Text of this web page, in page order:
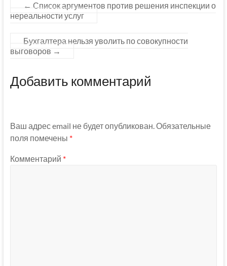
← Список аргументов против решения инспекции о
нереальности услуг
Бухгалтера нельзя уволить по совокупности
выговоров →
Добавить комментарий
Ваш адрес email не будет опубликован. Обязательные
поля помечены *
Комментарий *